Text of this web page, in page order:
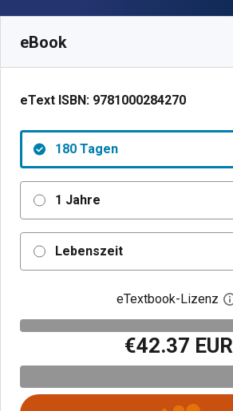
eBook
eText ISBN: 9781000284270
180 Tagen
1 Jahre
Lebenszeit
eTextbook-Lizenz
€42.37 EUR